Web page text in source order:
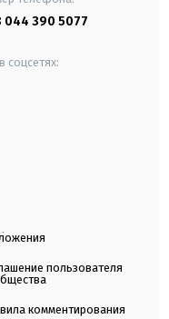
044 390 5077
соцсетях:
пользователя
комментирования